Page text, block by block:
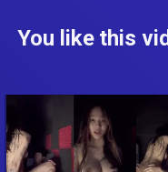
You like this